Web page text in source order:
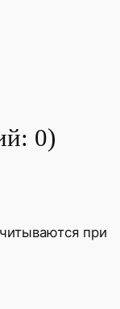
0)
при